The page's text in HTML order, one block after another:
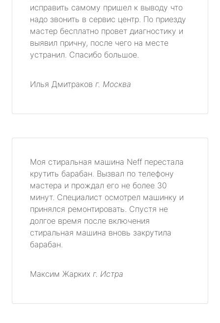
исправить самому пришел к выводу что
надо звонить в сервис центр. По приезду
мастер бесплатно провет диагностику и
выявил причну, после чего на месте
устранил. Спасибо большое.
Илья Дмитраков г. Москва
Моя стиральная машина Neff перестала
крутить барабан. Вызвал по телефону
мастера и прождал его не более 30
минут. Специалист осмотрел машинку и
принялся ремонтировать. Спустя не
долгое время после включения
стиральная машина вновь закрутила
барабан.
Максим Жарких г. Истра